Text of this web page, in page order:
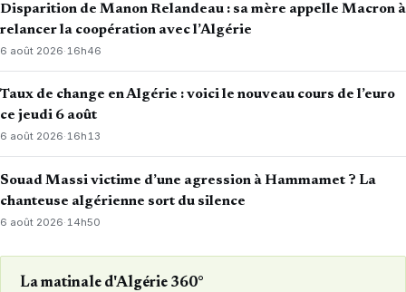
Disparition de Manon Relandeau : sa mère appelle Macron à
relancer la coopération avec l’Algérie
6 août 2026· 16h46
Taux de change en Algérie : voici le nouveau cours de l’euro
ce jeudi 6 août
6 août 2026·16h13
Souad Massi victime d’une agression à Hammamet ? La
chanteuse algérienne sort du silence
6 août 2026· 14h50
La matinale d'Algérie 360°